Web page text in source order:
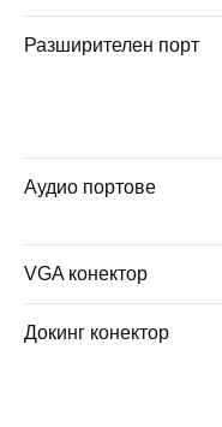
Разширителен порт
Аудио портове
VGA конектор
Докинг конектор